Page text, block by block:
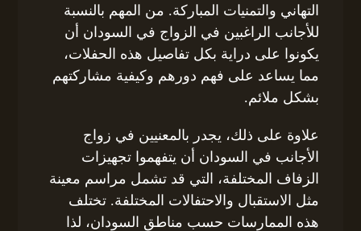
التهاني والتمنيات المباركة. من المهم بالنسبة
للأجانب الراغبين في الزواج في السودان أن
يكونوا على دراية بكل تفاصيل هذه الحفلات،
مما يساعد على فهم دورهم وكيفية مشاركتهم
بشكل ملائم.
علاوة على ذلك، يجدر بالمعنيين في زواج
الأجانب في السودان أن يتفهموا تجهيزات
الزفاف المختلفة، التي قد تشمل مراسم معينة
مثل الاستقبال والاحتفالات المختلفة. تختلف
هذه الممارسات حسب مناطق السودان، لذا